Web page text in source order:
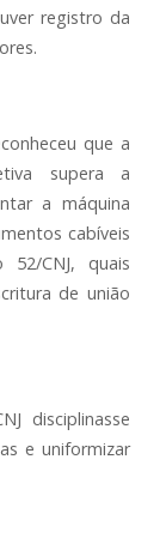
registro da
que a
supera a
a máquina
cabíveis
CNJ, quais
de união
disciplinasse
e uniformizar